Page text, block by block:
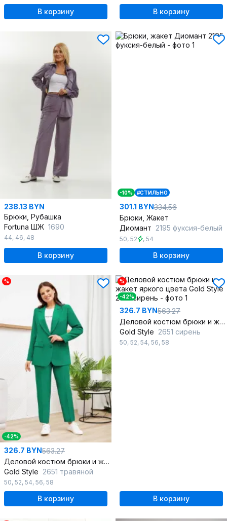
В корзину В корзину
238.13 BYN
Брюки, Рубашка
Fortuna ШЖ 1690
44, 46, 48
В корзину
-10% #СТИЛЬНО
301.1 BYN334.56
Брюки, Жакет
Диомант 2195 фуксия-белый
50, 52 , 54
В корзину
%
-42%
326.7 BYN563.27
Деловой костюм брюки и жакет яркого цвета
Gold Style 2651 травяной
50, 52, 54, 56, 58
В корзину
%
-42%
326.7 BYN563.27
Деловой костюм брюки и жакет яркого цвета
Gold Style 2651 сирень
50, 52, 54, 56, 58
В корзину